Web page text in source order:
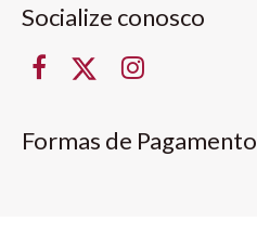
Socialize conosco
Formas de Pagamento